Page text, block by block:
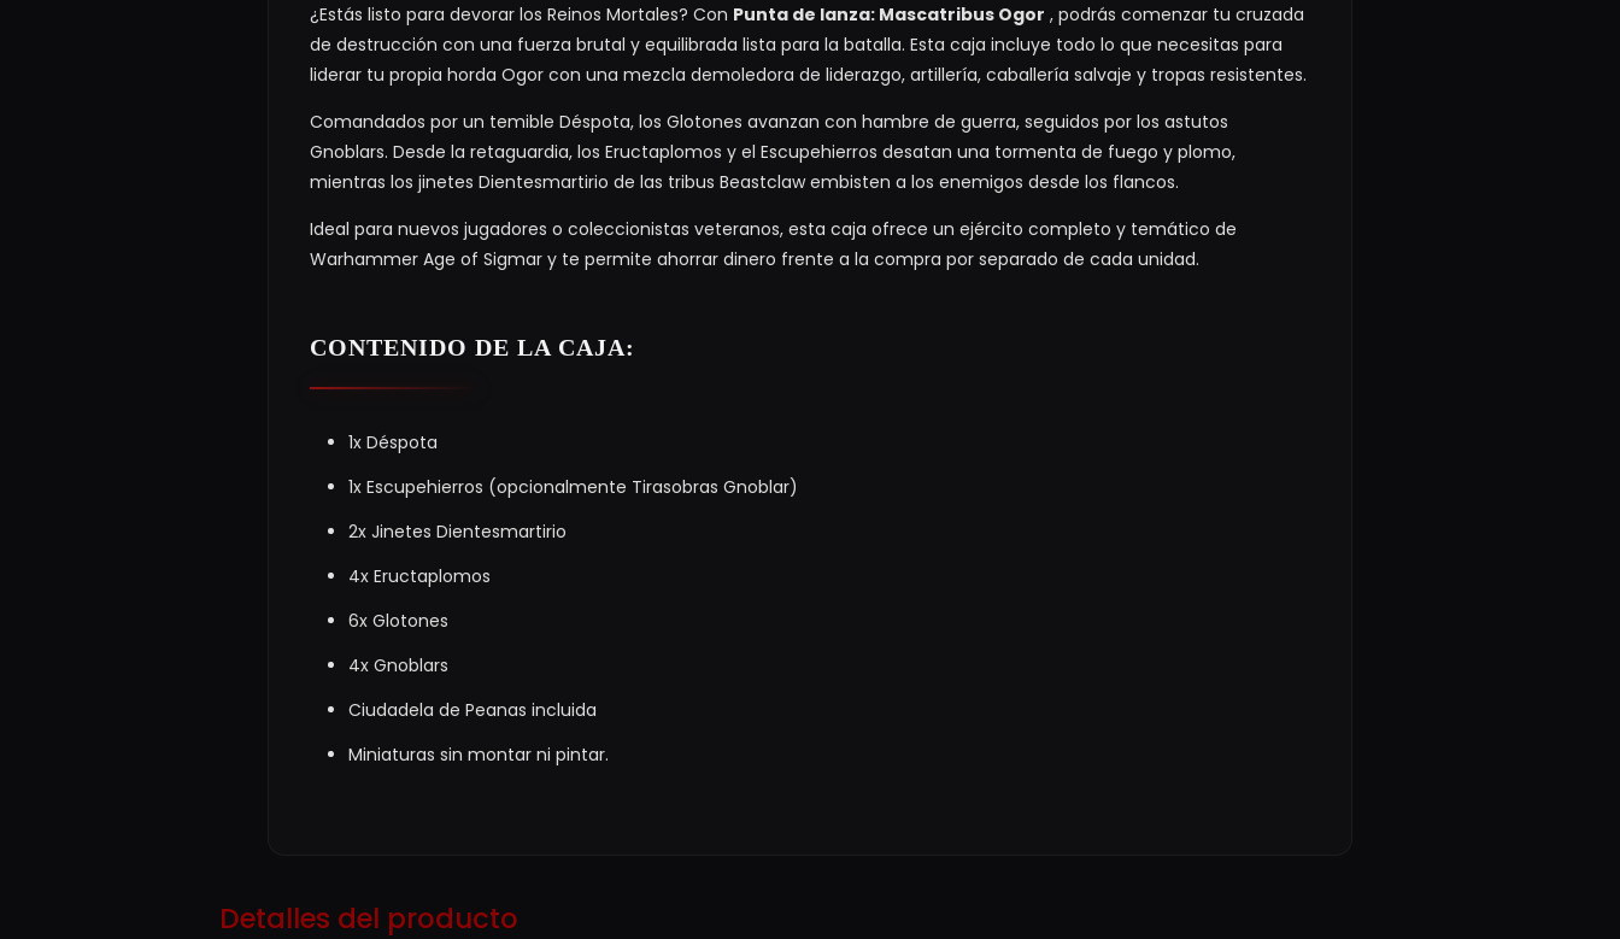
¿Estás listo para devorar los Reinos Mortales? Con Punta de lanza: Mascatribus Ogor , podrás comenzar tu cruzada
de destrucción con una fuerza brutal y equilibrada lista para la batalla. Esta caja incluye todo lo que necesitas para
liderar tu propia horda Ogor con una mezcla demoledora de liderazgo, artillería, caballería salvaje y tropas resistentes.
Comandados por un temible Déspota, los Glotones avanzan con hambre de guerra, seguidos por los astutos
Gnoblars. Desde la retaguardia, los Eructaplomos y el Escupehierros desatan una tormenta de fuego y plomo,
mientras los jinetes Dientesmartirio de las tribus Beastclaw embisten a los enemigos desde los flancos.
Ideal para nuevos jugadores o coleccionistas veteranos, esta caja ofrece un ejército completo y temático de
Warhammer Age of Sigmar y te permite ahorrar dinero frente a la compra por separado de cada unidad.
CONTENIDO DE LA CAJA:
1x Déspota
1x Escupehierros (opcionalmente Tirasobras Gnoblar)
2x Jinetes Dientesmartirio
4x Eructaplomos
6x Glotones
4x Gnoblars
Ciudadela de Peanas incluida
Miniaturas sin montar ni pintar.
Detalles del producto